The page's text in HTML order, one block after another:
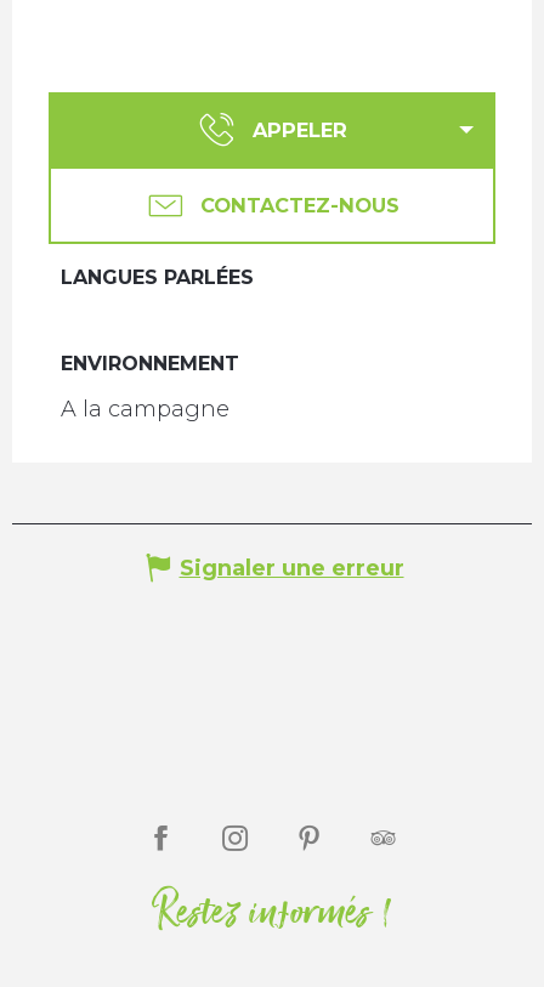
APPELER
CONTACTEZ-NOUS
LANGUES PARLÉES
LANGUES PARLÉES
ENVIRONNEMENT
ENVIRONNEMENT
A la campagne
Signaler une erreur
Restez informés !